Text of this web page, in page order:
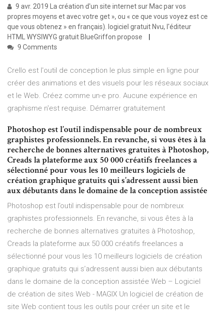
9 avr. 2019 La création d'un site internet sur Mac par vos
propres moyens et avec votre get », ou « ce que vous voyez est ce
que vous obtenez » en français). logiciel gratuit Nvu, l'éditeur
HTML WYSIWYG gratuit BlueGriffon propose
9 Comments
Crello est l'outil de conception le plus simple en ligne pour
créer des animations et des visuels pour les réseaux sociaux
et le Web. Créez comme un-e pro. Aucune expérience en
graphisme n'est requise. Démarrer gratuitement
Photoshop est l’outil indispensable pour de nombreux
graphistes professionnels. En revanche, si vous êtes à la
recherche de bonnes alternatives gratuites à Photoshop,
Creads la plateforme aux 50 000 créatifs freelances a
sélectionné pour vous les 10 meilleurs logiciels de
création graphique gratuits qui s’adressent aussi bien
aux débutants dans le domaine de la conception assistée
Photoshop est l’outil indispensable pour de nombreux
graphistes professionnels. En revanche, si vous êtes à la
recherche de bonnes alternatives gratuites à Photoshop,
Creads la plateforme aux 50 000 créatifs freelances a
sélectionné pour vous les 10 meilleurs logiciels de création
graphique gratuits qui s’adressent aussi bien aux débutants
dans le domaine de la conception assistée Web – Logiciel
de création de sites Web - MAGIX Un logiciel de création de
site Web contient tous les outils pour créer un site et le